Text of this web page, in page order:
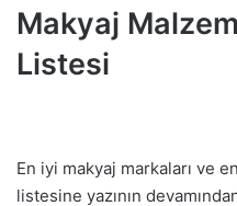
Makyaj
Listesi
En iyi makyaj markaları ve
listesine yazının